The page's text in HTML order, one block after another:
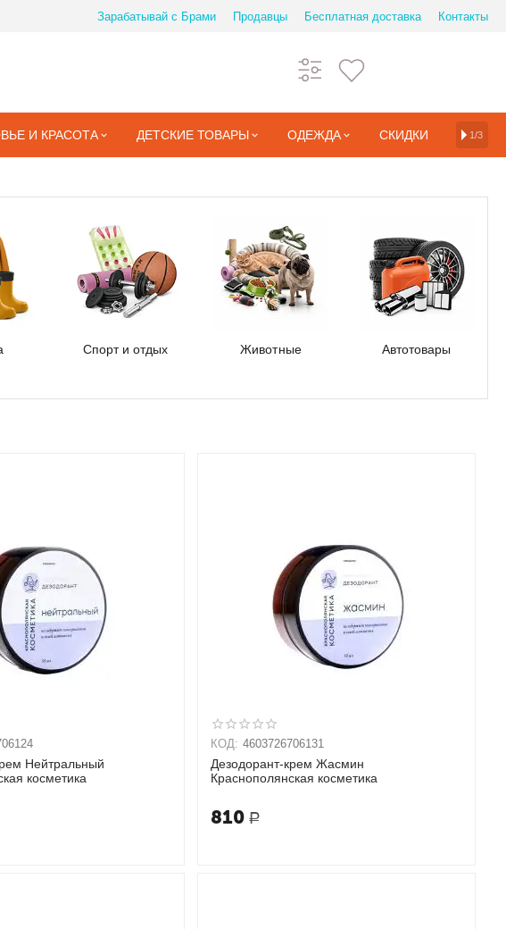
Зарабатывай с Брами Продавцы Бесплатная доставка Контакты
И КРАСОТА ДЕТСКИЕ ТОВАРЫ ОДЕЖДА СКИДКИ 1/3
Спорт и отдых Животные Автотовары
Нейтральный
косметика
КОД: 4603726706131
Дезодорант-крем Жасмин
Краснополянская косметика
810 Р